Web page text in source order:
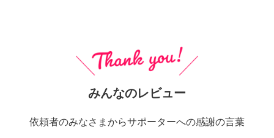
みんなのレビュー
依頼者のみなさまからサポーターへの感謝の言葉